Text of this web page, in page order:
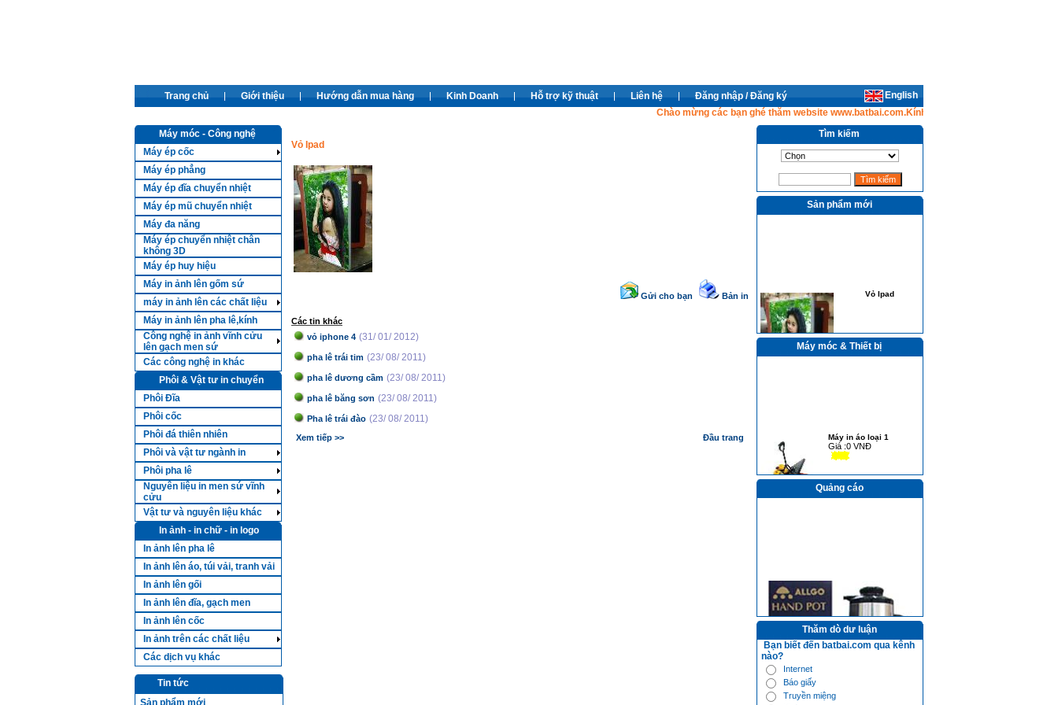
Trang chủ Giới thiệu Hướng dẫn mua hàng Kinh Doanh Hỗ trợ kỹ thuật Liên hệ Đăng nhập / Đăng ký
English
Chào mừng các bạn ghé thăm website www.batbai.com.Kính chúc Quý vị hạnh phúc và
Máy móc - Công nghệ
Máy ép cốc
Máy ép phẳng
Máy ép đĩa chuyển nhiệt
Máy ép mũ chuyển nhiệt
Máy đa năng
Máy ép chuyển nhiệt chân
không 3D
Máy ép huy hiệu
Máy in ảnh lên gốm sứ
máy in ảnh lên các chất liệu
Máy in ảnh lên pha lê,kính
Công nghệ in ảnh vĩnh cửu
lên gạch men sứ
Các công nghệ in khác
Phôi & Vật tư in chuyển
Phôi Đĩa
Phôi cốc
Phôi đá thiên nhiên
Phôi và vật tư ngành in
Phôi pha lê
Nguyên liệu in men sứ vĩnh
cửu
Vật tư và nguyên liệu khác
In ảnh - in chữ - in logo
In ảnh lên pha lê
In ảnh lên áo, túi vải, tranh vải
In ảnh lên gối
In ảnh lên đĩa, gạch men
In ảnh lên cốc
In ảnh trên các chất liệu
Các dịch vụ khác
Tin tức
Sản phẩm mới
Vỏ Ipad
Gửi cho bạn Bản in
Các tin khác
vỏ iphone 4 (31/ 01/ 2012)
pha lê trái tim (23/ 08/ 2011)
pha lê dương cầm (23/ 08/ 2011)
pha lê băng sơn (23/ 08/ 2011)
Pha lê trái đào (23/ 08/ 2011)
Xem tiếp >> Đầu trang
Tìm kiếm
Sản phẩm mới
Vỏ Ipad
pha lê trái tim
Máy móc & Thiết bị
Máy in áo loại 1
Giá :0 VNĐ
0 VNĐ
Máy in mũ
Quảng cáo
Thăm dò dư luận
Bạn biết đến batbai.com qua kênh
nào?
Internet
Báo giấy
Truyền miệng